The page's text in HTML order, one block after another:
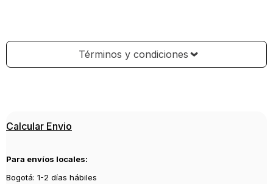
Términos y condiciones
Calcular Envio
Para envíos locales:
Bogotá: 1-2 días hábiles